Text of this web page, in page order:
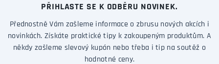
PŘIHLASTE SE K ODBĚRU NOVINEK.
Přednostně Vám zašleme informace o zbrusu nových akcích i
novinkách. Získáte praktické tipy k zakoupeným produktům. A
někdy zašleme slevový kupón nebo třeba i tip na soutěž o
hodnotné ceny.